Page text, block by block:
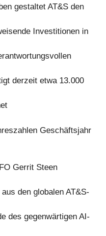
gestaltet AT&S den
Investitionen in
derzeit etwa 13.000
Geschäftsjahr
Gerrit Steen
den globalen AT&S-
des gegenwärtigen AI-